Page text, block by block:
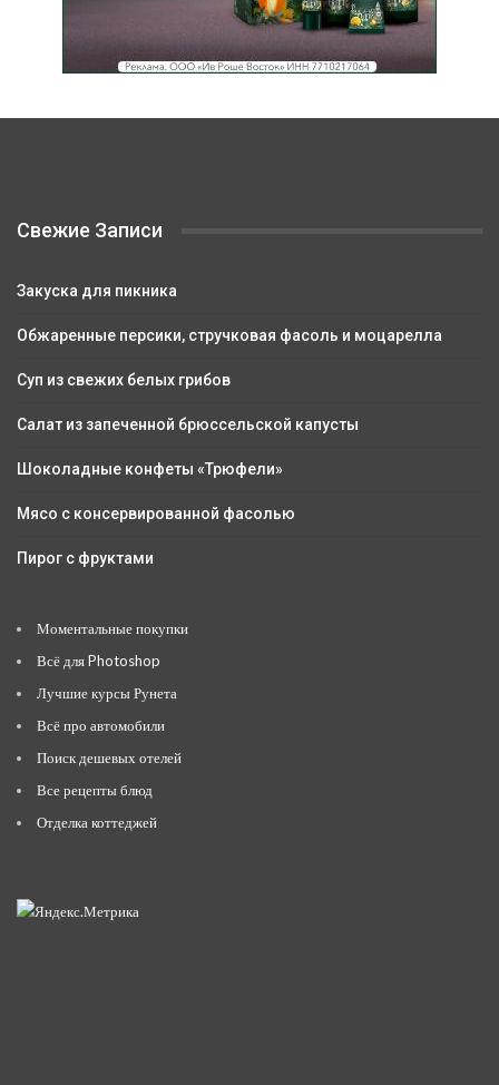
Свежие Записи
Закуска для пикника
Обжаренные персики, стручковая фасоль и моцарелла
Суп из свежих белых грибов
Салат из запеченной брюссельской капусты
Шоколадные конфеты «Трюфели»
Мясо с консервированной фасолью
Пирог с фруктами
Моментальные покупки
Всё для Photoshop
Лучшие курсы Рунета
Всё про автомобили
Поиск дешевых отелей
Все рецепты блюд
Отделка коттеджей